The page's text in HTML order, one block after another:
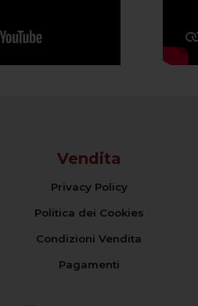
Vendita
Privacy Policy
Politica dei Cookies
Condizioni Vendita
Pagamenti